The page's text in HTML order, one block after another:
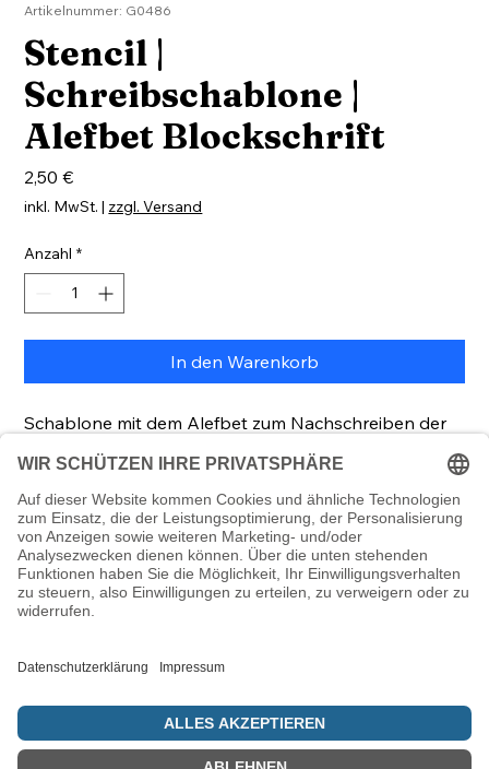
Artikelnummer: G0486
Stencil |
Schreibschablone |
Alefbet Blockschrift
2,50 €Preis
inkl. MwSt. | zzgl. Versand
Anzahl *
In den Warenkorb
Schablone mit dem Alefbet zum Nachschreiben der
hebräischen Blockbuchstaben, hergestellt mit einem
3D-Drucker, 105 x 148 x 1 mm (LxBxH)
Hebräische Blockschrift schreiben
Diese Buchstabenschablone enthält alle
hebräischen Blockbuchstaben von Alef bis Taw –
ideal für kreative Projekte: im Unterricht, beim
© 5786 Maamin. Hebräische Ausrüstung für deinen Alltag